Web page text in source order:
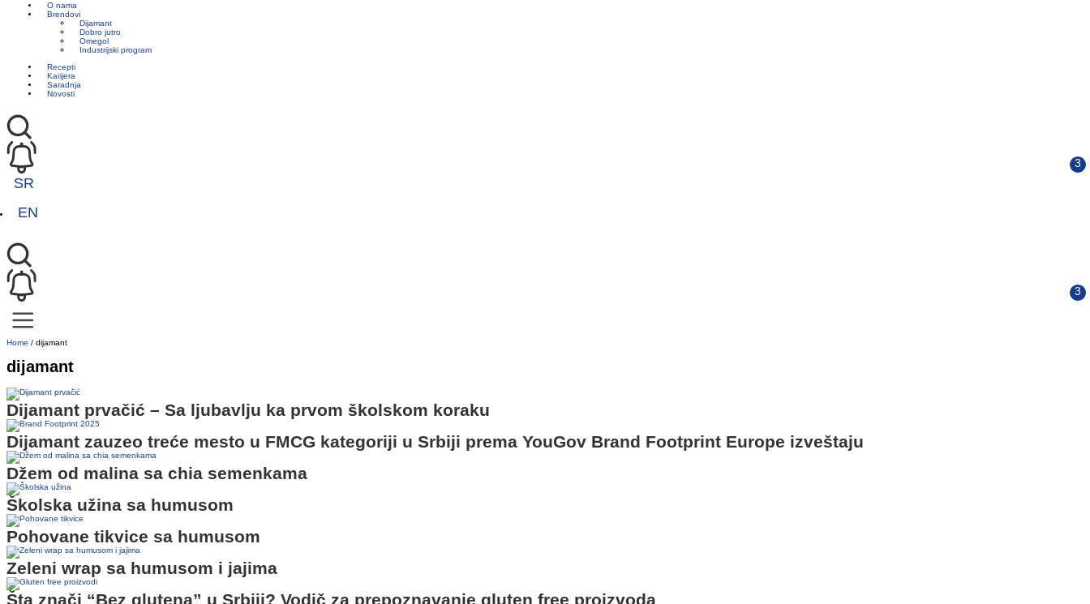
O nama
Brendovi
Dijamant
Dobro jutro
Omegol
Industrijski program
Recepti
Karijera
Saradnja
Novosti
SR
EN
Home / dijamant
dijamant
Dijamant prvačić – Sa ljubavlju ka prvom školskom koraku
Dijamant zauzeo treće mesto u FMCG kategoriji u Srbiji prema YouGov Brand Footprint Europe izveštaju
Džem od malina sa chia semenkama
Školska užina sa humusom
Pohovane tikvice sa humusom
Zeleni wrap sa humusom i jajima
Šta znači “Bez glutena” u Srbiji? Vodič za prepoznavanje gluten free proizvoda